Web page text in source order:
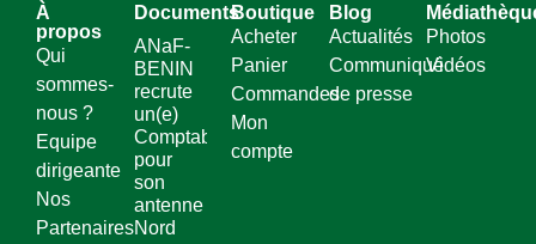
À
propos
Qui
sommes-
nous ?
Equipe
dirigeante
Nos
Partenaires
Documents
ANaF-
BENIN
recrute
un(e)
Comptable
pour
son
antenne
Nord
Boutique
Acheter
Panier
Commandes
Mon
compte
Blog
Actualités
Communiqué
de presse
Photos
Vidéos